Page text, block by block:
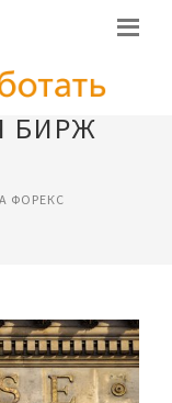
БИРЖ
ФОРЕКС